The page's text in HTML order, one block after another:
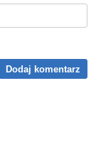
Dodaj komentarz